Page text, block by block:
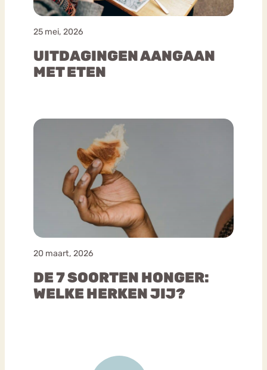
25 mei, 2026
UITDAGINGEN AANGAAN
MET ETEN
20 maart, 2026
DE 7 SOORTEN HONGER:
WELKE HERKEN JIJ?